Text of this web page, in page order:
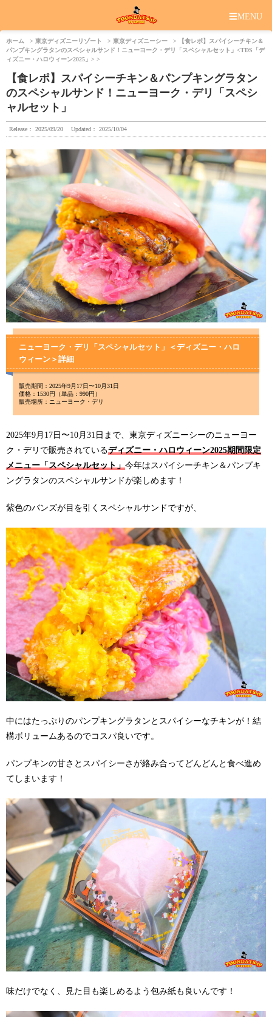
☰MENU
ホーム 東京ディズニーリゾート 東京ディズニーシー
【食レポ】スパイシーチキン＆
パンプキングラタンのスペシャルサンド！ニューヨーク・デリ「スペシャルセット」<TDS「デ
ィズニー・ハロウィーン2025」>
【食レポ】スパイシーチキン＆パンプキングラタン
のスペシャルサンド！ニューヨーク・デリ「スペシ
ャルセット」
Release： 2025/09/20 Updated： 2025/10/04
ニューヨーク・デリ「スペシャルセット」＜ディズニー・ハロ
ウィーン＞詳細
販売期間：2025年9月17日〜10月31日
価格：1530円（単品：990円）
販売場所：ニューヨーク・デリ
2025年9月17日〜10月31日まで、東京ディズニーシーのニューヨー
ク・デリで販売されているディズニー・ハロウィーン2025期間限定
メニュー「スペシャルセット」今年はスパイシーチキン＆パンプキ
ングラタンのスペシャルサンドが楽しめます！
紫色のバンズが目を引くスペシャルサンドですが、
中にはたっぷりのパンプキングラタンとスパイシーなチキンが！結
構ボリュームあるのでコスパ良いです。
パンプキンの甘さとスパイシーさが絡み合ってどんどんと食べ進め
てしまいます！
味だけでなく、見た目も楽しめるよう包み紙も良いんです！